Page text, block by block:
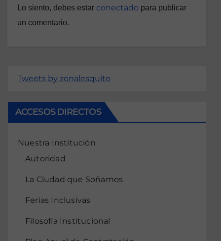
Lo siento, debes estar conectado para publicar
un comentario.
Tweets by zonalesquito
ACCESOS DIRECTOS
Nuestra Institución
Autoridad
La Ciudad que Soñamos
Ferias Inclusivas
Filosofía Institucional